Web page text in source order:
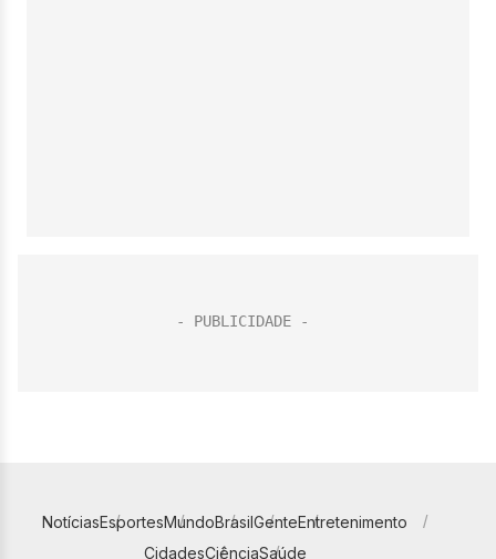
NotíciasEsportesMundoBrasilGenteEntretenimento
CidadesCiênciaSaúde